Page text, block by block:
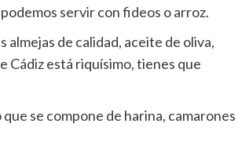
servir con fideos o arroz.
almejas de calidad, aceite de oliva,
Cádiz está riquísimo, tienes que
se compone de harina, camarones